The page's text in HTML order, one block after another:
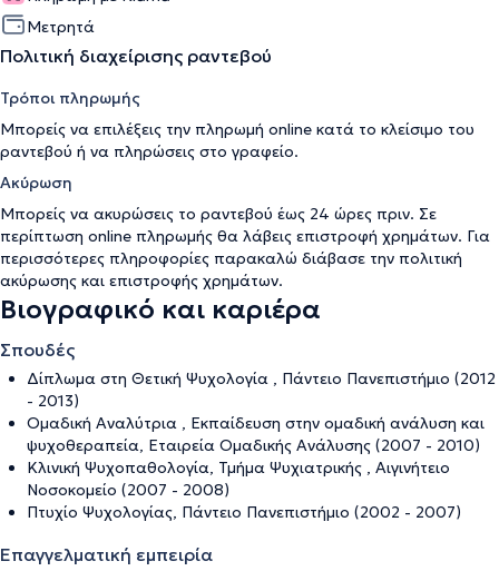
Μετρητά
Πολιτική διαχείρισης ραντεβού
Τρόποι πληρωμής
Μπορείς να επιλέξεις την πληρωμή online κατά το κλείσιμο του
ραντεβού ή να πληρώσεις στο γραφείο.
Ακύρωση
Μπορείς να ακυρώσεις το ραντεβού έως 24 ώρες πριν. Σε
περίπτωση online πληρωμής θα λάβεις επιστροφή χρημάτων. Για
περισσότερες πληροφορίες παρακαλώ διάβασε την πολιτική
ακύρωσης και επιστροφής χρημάτων.
Βιογραφικό και καριέρα
Σπουδές
Δίπλωμα στη Θετική Ψυχολογία , Πάντειο Πανεπιστήμιο (2012
- 2013)
Ομαδική Αναλύτρια , Εκπαίδευση στην ομαδική ανάλυση και
ψυχοθεραπεία, Εταιρεία Ομαδικής Ανάλυσης (2007 - 2010)
Κλινική Ψυχοπαθολογία, Τμήμα Ψυχιατρικής , Αιγινήτειο
Νοσοκομείο (2007 - 2008)
Πτυχίο Ψυχολογίας, Πάντειο Πανεπιστήμιο (2002 - 2007)
Επαγγελματική εμπειρία